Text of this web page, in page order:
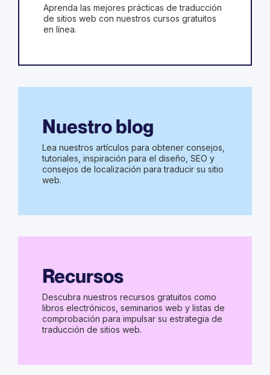
Aprenda las mejores prácticas de traducción
de sitios web con nuestros cursos gratuitos
en línea.
Nuestro blog
Lea nuestros artículos para obtener consejos,
tutoriales, inspiración para el diseño, SEO y
consejos de localización para traducir su sitio
web.
Recursos
Descubra nuestros recursos gratuitos como
libros electrónicos, seminarios web y listas de
comprobación para impulsar su estrategia de
traducción de sitios web.